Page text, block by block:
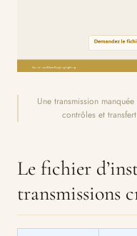
Une transmission
contrôles et
Le fichier
transmissions